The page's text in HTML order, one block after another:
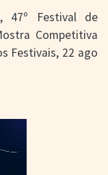
47º Festival de
Competitiva
Festivais, 22 ago